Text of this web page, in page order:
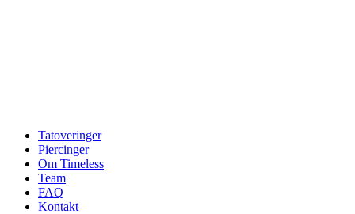
Tatoveringer
Piercinger
Om Timeless
Team
FAQ
Kontakt